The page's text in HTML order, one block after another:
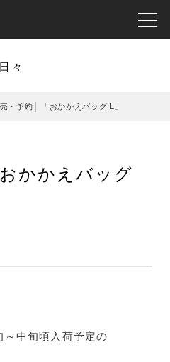
日々
・予約│ 「おかかえバッグ L」
かかえバッグ
～中旬頃入荷予定の